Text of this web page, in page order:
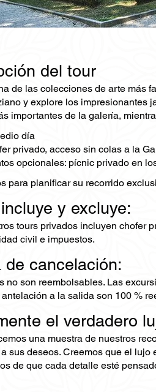
del tour
de las colecciones de arte más
y explore los impresionantes
importantes de la galería,
día
privado, acceso sin colas a la
opcionales: pícnic privado en
para planificar su recorrido
y excluye:
tours privados incluyen chofer
civil e impuestos.
de cancelación:
no son reembolsables. Las
a la salida son 100 %
el verdadero
una muestra de nuestros
sus deseos. Creemos que el
de que cada detalle esté